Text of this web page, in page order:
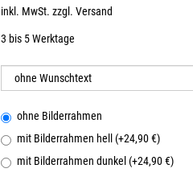
inkl. MwSt. zzgl.Versand
3 bis 5 Werktage
ohne Bilderrahmen
mit Bilderrahmen hell (+24,90 €)
mit Bilderrahmen dunkel (+24,90 €)